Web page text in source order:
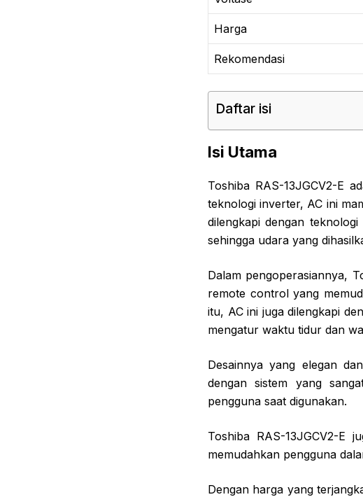
Harga
Rekomendasi
Daftar isi
Isi Utama
Toshiba RAS-13JGCV2-E
teknologi inverter, AC ini
dilengkapi dengan
sehingga udara yang
Dalam pengoperasiannya,
remote control yang
itu, AC ini juga dilengkapi
mengatur waktu tidur dan
Desainnya yang elegan
dengan sistem yang
pengguna saat digunakan.
Toshiba RAS-13JGCV2-E
memudahkan pengguna
Dengan harga yang